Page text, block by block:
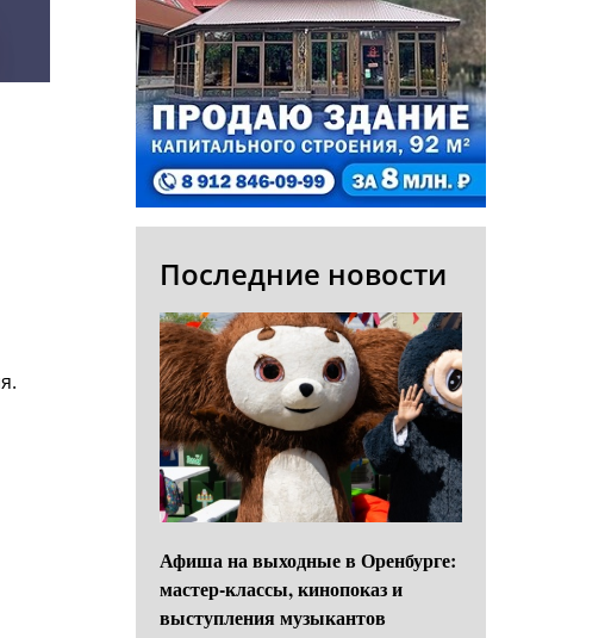
Последние новости
Афиша на выходные в Оренбурге:
мастер-классы, кинопоказ и
выступления музыкантов